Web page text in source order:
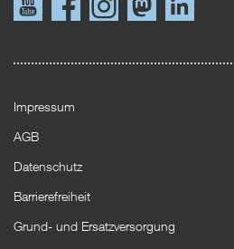
YouTubeFacebook
Impressum
AGB
Datenschutz
Barrierefreiheit
Grund- und Ersatzversorgung